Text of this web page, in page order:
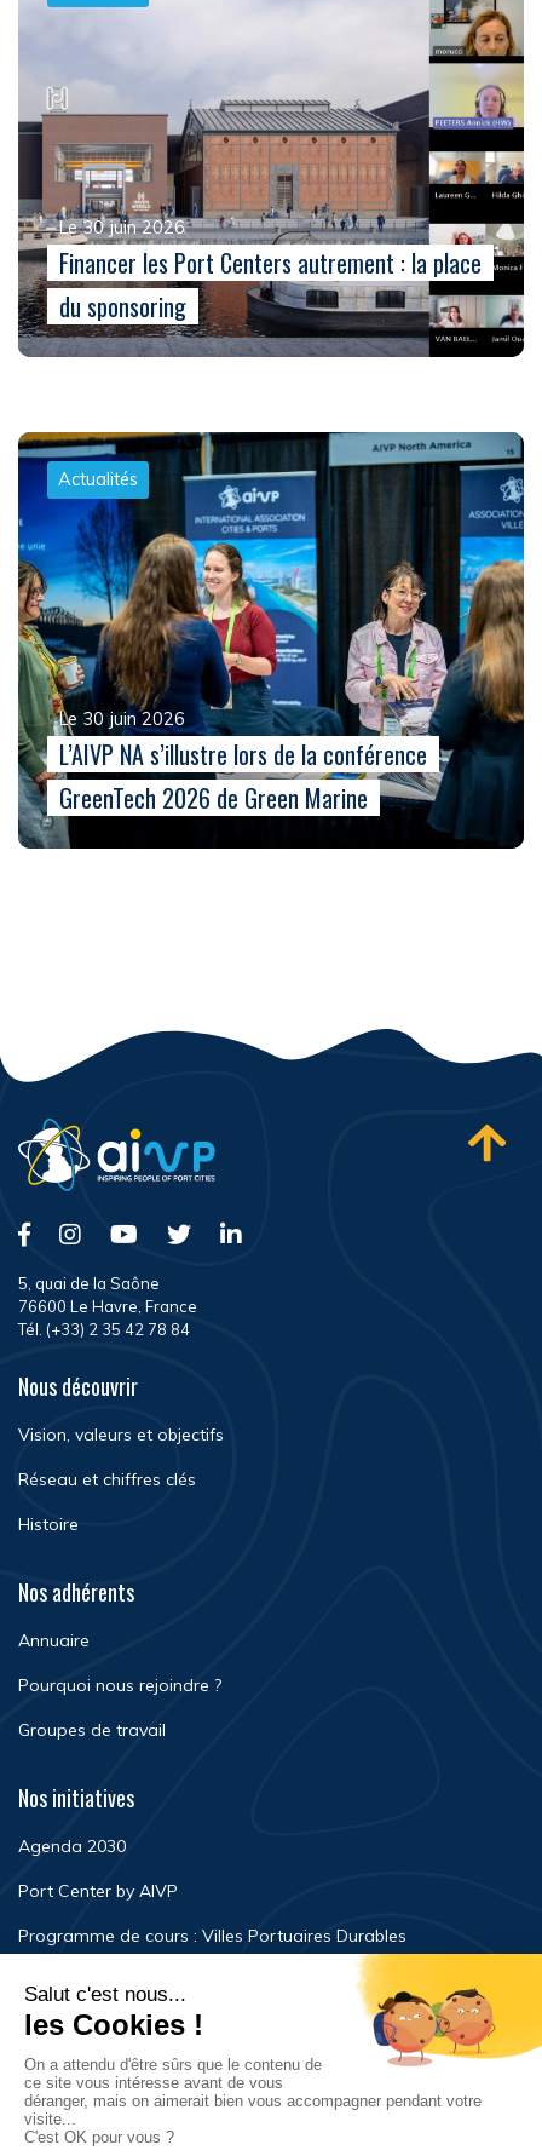
Le 30 juin 2026
Financer les Port Centers autrement : la place
du sponsoring
Actualités
Le 30 juin 2026
L’AIVP NA s’illustre lors de la conférence
GreenTech 2026 de Green Marine
5, quai de la Saône
76600 Le Havre, France
Tél. (+33) 2 35 42 78 84
Nous découvrir
Vision, valeurs et objectifs
Réseau et chiffres clés
Histoire
Nos adhérents
Annuaire
Pourquoi nous rejoindre ?
Groupes de travail
Nos initiatives
Agenda 2030
Port Center by AIVP
Programme de cours : Villes Portuaires Durables
Newsroom
Événements
FAQ